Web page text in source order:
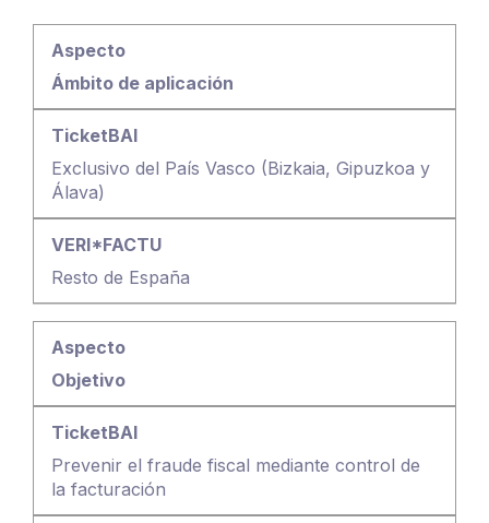
Ámbito de aplicación
Exclusivo del País Vasco (Bizkaia, Gipuzkoa y
Álava)
Resto de España
Objetivo
Prevenir el fraude fiscal mediante control de
la facturación